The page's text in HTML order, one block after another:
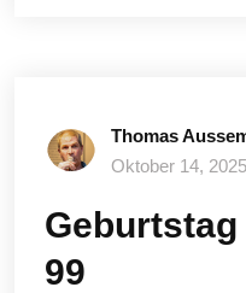
Thomas
Oktober 14, 2025
99